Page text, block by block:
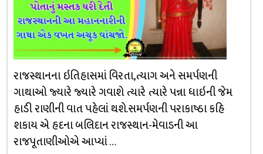
રાજસ્થાનના ઇતિહાસમાં વિરતા,ત્યાગ અને સમર્પણની
ગાથાઓ જ્યારે જ્યારે ગવાશે ત્યારે ત્યારે પન્ના ધાઇની જેમ
હાડી રાણીની વાત પહેલાં થશે.સમર્પણની પરાકાષ્ઠા કહિ
શકાય એ હદના બલિદાન રાજસ્થાન-મેવાડની આ
રાજપૂતાણીઓએ આપ્યાં …